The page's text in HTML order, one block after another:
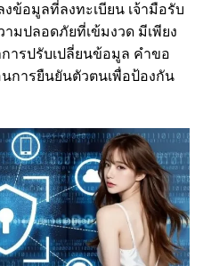
ข้อมูลที่ลงทะเบียน เจ้ามือรับ
มปลอดภัยที่เข้มงวด มีเพียง
ารปรับเปลี่ยนข้อมูล คำขอ
การยืนยันตัวตนเพื่อป้องกัน